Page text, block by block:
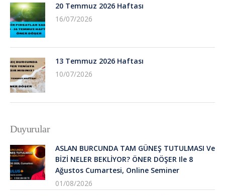
20 Temmuz 2026 Haftası
16/07/2026
13 Temmuz 2026 Haftası
10/07/2026
Duyurular
ASLAN BURCUNDA TAM GÜNEŞ TUTULMASI Ve
BİZİ NELER BEKLİYOR? ÖNER DÖŞER Ile 8
Ağustos Cumartesi, Online Seminer
01/08/2026